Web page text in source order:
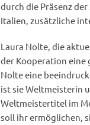
durch die Präsenz
Italien, zusätzliche
Laura Nolte, die
der Kooperation
Nolte eine
ist sie Weltmeisterin
Weltmeistertitel im
soll ihr ermöglichen,